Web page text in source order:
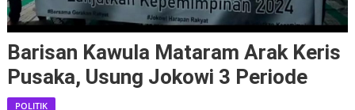
Barisan Kawula Mataram Arak Keris
Pusaka, Usung Jokowi 3 Periode
POLITIK